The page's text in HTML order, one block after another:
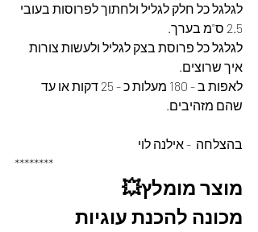
לגלגל כל חלק לגליל ולחתוך לפרוסות בעובי
2.5 ס"מ בערך.
לגלגל כל פרוסת בצק לגליל ולעשות צורות
איך שרוצים.
לאפות ב - 180 מעלות כ - 25 דקות או עד
שהם מזהיבים.
בהצלחה  - אילנה לוי
********
מוצר מומלץ💥
מכונה להכנת עוגיות